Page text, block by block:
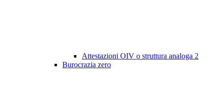
Attestazioni OIV o struttura analoga 2
Burocrazia zero